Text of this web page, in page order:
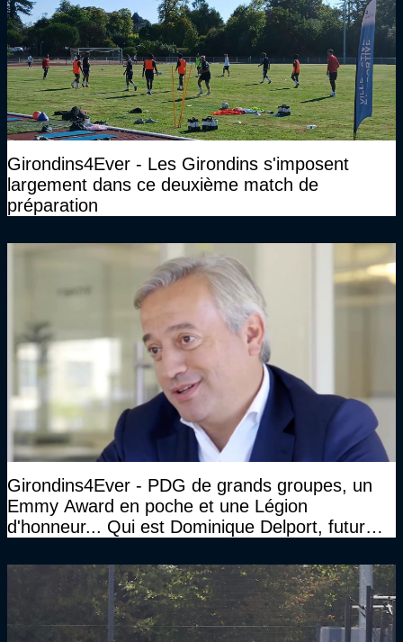
Girondins4Ever - Les Girondins s'imposent
largement dans ce deuxième match de
préparation
Girondins4Ever - PDG de grands groupes, un
Emmy Award en poche et une Légion
d'honneur... Qui est Dominique Delport, futur